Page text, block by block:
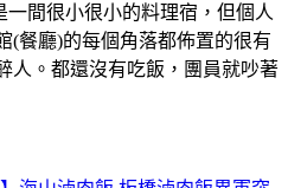
一間很小很小的料理宿，但個人
(餐廳)的每個角落都佈置的很有
人。都還沒有吃飯，團員就吵著